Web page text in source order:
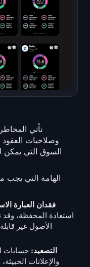
تأتي
وصلاحيات العقود
السوق التي يمكن
فقدان العبارة
الأصول غير
التصعيد: حسابات
والإعلانات